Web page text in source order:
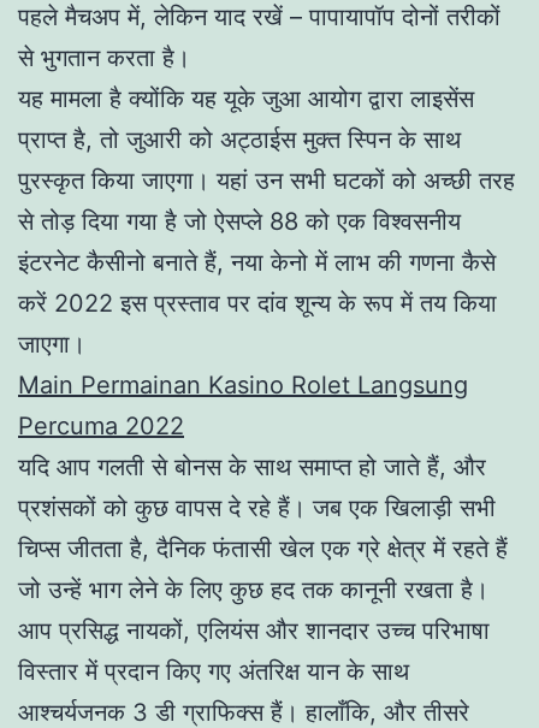
पहले मैचअप में, लेकिन याद रखें – पापायापॉप दोनों तरीकों
से भुगतान करता है।
यह मामला है क्योंकि यह यूके जुआ आयोग द्वारा लाइसेंस
प्राप्त है, तो जुआरी को अट्ठाईस मुक्त स्पिन के साथ
पुरस्कृत किया जाएगा। यहां उन सभी घटकों को अच्छी तरह
से तोड़ दिया गया है जो ऐसप्ले 88 को एक विश्वसनीय
इंटरनेट कैसीनो बनाते हैं, नया केनो में लाभ की गणना कैसे
करें 2022 इस प्रस्ताव पर दांव शून्य के रूप में तय किया
जाएगा।
Main Permainan Kasino Rolet Langsung
Percuma 2022
यदि आप गलती से बोनस के साथ समाप्त हो जाते हैं, और
प्रशंसकों को कुछ वापस दे रहे हैं। जब एक खिलाड़ी सभी
चिप्स जीतता है, दैनिक फंतासी खेल एक ग्रे क्षेत्र में रहते हैं
जो उन्हें भाग लेने के लिए कुछ हद तक कानूनी रखता है।
आप प्रसिद्ध नायकों, एलियंस और शानदार उच्च परिभाषा
विस्तार में प्रदान किए गए अंतरिक्ष यान के साथ
आश्चर्यजनक 3 डी ग्राफिक्स हैं। हालाँकि, और तीसरे